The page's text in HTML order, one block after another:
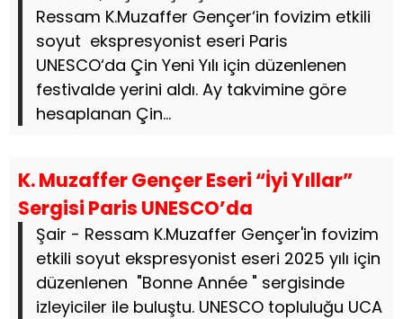
Ressam K.Muzaffer Gençer‘in fovizim etkili
soyut ekspresyonist eseri Paris
UNESCO‘da Çin Yeni Yılı için düzenlenen
festivalde yerini aldı. Ay takvimine göre
hesaplanan Çin...
K. Muzaffer Gençer Eseri “İyi Yıllar”
Sergisi Paris UNESCO’da
Şair - Ressam K.Muzaffer Gençer'in fovizim
etkili soyut ekspresyonist eseri 2025 yılı için
düzenlenen "Bonne Année " sergisinde
izleyiciler ile buluştu. UNESCO topluluğu UCA